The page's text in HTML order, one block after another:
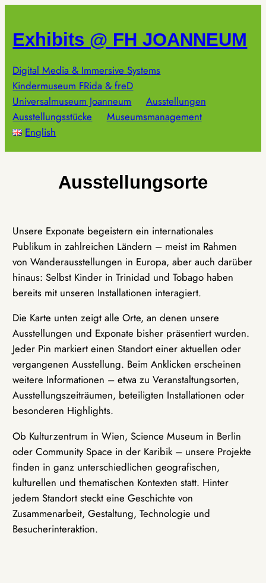
springen
Exhibits @ FH JOANNEUM
Digital Media & Immersive Systems
Kindermuseum FRida & freD
Universalmuseum Joanneum
Ausstellungen
Ausstellungsstücke
Museumsmanagement
English
Ausstellungsorte
Unsere Exponate begeistern ein internationales
Publikum in zahlreichen Ländern – meist im Rahmen
von Wanderausstellungen in Europa, aber auch darüber
hinaus: Selbst Kinder in Trinidad und Tobago haben
bereits mit unseren Installationen interagiert.
Die Karte unten zeigt alle Orte, an denen unsere
Ausstellungen und Exponate bisher präsentiert wurden.
Jeder Pin markiert einen Standort einer aktuellen oder
vergangenen Ausstellung. Beim Anklicken erscheinen
weitere Informationen – etwa zu Veranstaltungsorten,
Ausstellungszeiträumen, beteiligten Installationen oder
besonderen Highlights.
Ob Kulturzentrum in Wien, Science Museum in Berlin
oder Community Space in der Karibik – unsere Projekte
finden in ganz unterschiedlichen geografischen,
kulturellen und thematischen Kontexten statt. Hinter
jedem Standort steckt eine Geschichte von
Zusammenarbeit, Gestaltung, Technologie und
Besucherinteraktion.